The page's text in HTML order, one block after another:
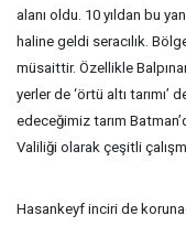
alanı oldu. 10 yıldan bu
haline geldi seracılık.
müsaittir. Özellikle
yerler de ‘örtü altı
edeceğimiz tarım
Valiliği olarak çeşitli
Hasankeyf inciri de